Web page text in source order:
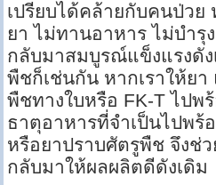
เปรียบได้คล้ายกับคนป่วย
ยา ไม่ทานอาหาร ไม่บำรุ
กลับมาสมบูรณ์แข็งแรงดัง
พืชก็เช่นกัน หากเราให้ยา
พืชทางใบหรือ FK-T ไปพ
ธาตุอาหารที่จำเป็นไปพร้
หรือยาปราบศัตรูพืช จึงช่
กลับมาให้ผลผลิตดีดังเดิม